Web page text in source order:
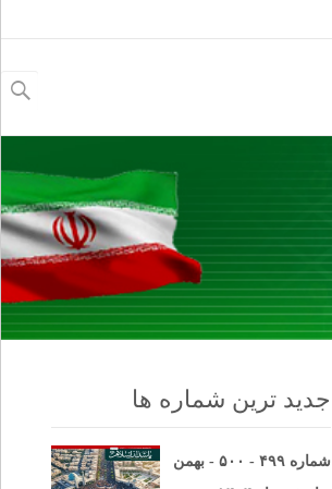
برای:
جدید ترین شماره ها
شماره ۴۹۹ - ۵۰۰ - بهمن